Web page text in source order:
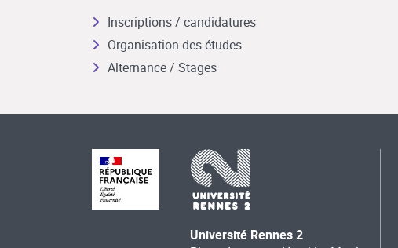
Inscriptions / candidatures
Organisation des études
Alternance / Stages
Université Rennes 2